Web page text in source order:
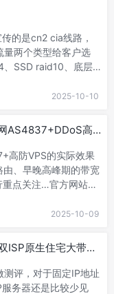
付款。官方网站：
）Bas- 阅读剩余部
的是cn2 cia线路，
两个类型给客户选
SSD raid10、底层
群体，尤其关注延
供参考。官方网站：
，支
2025-10-10
AS4837+DDoS高
高防VPS的实际效果
、早晚高峰期的带宽
重点关注…官方网站：
zhujiceping30 ，仅
带一个IPv4，免费
给3个IPv4，10- 阅
2025-10-09
ISP原生住宅大带宽
评，对于固定IP地址
务器还是比较少见